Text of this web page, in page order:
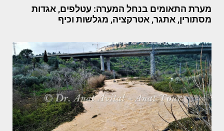
מערת התאומים בנחל המערה: עטלפים, אגדות
מסתורין, אתגר, אטרקציה, מגלשות וכיף